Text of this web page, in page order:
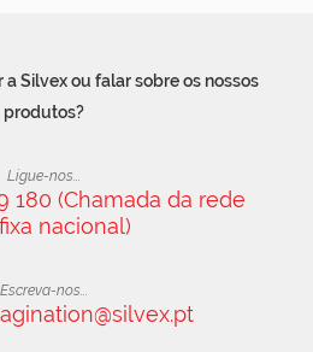
Silvex ou falar sobre os nossos
produtos?
Ligue-nos...
180 (Chamada da rede
fixa nacional)
Escreva-nos...